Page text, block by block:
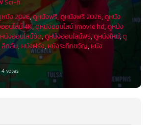
นัง 2026,ดูหนังฟรี,ดูหนังฟรี 2026,ดูหนัง
อนไลน์ 4K,ดูหนังออนไลน์ imovie hd,ดูหนัง
นังออนไลน์ชัด,ดูหนังออนไลน์ฟรี,ดูหนังใหม่,ดู
ลึกลับ, หนังฝรั่ง,หนังระทึกขวัญ, หนัง
4 votes